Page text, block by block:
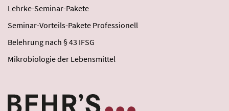
Lehrke-Seminar-Pakete
Seminar-Vorteils-Pakete Professionell
Belehrung nach § 43 IFSG
Mikrobiologie der Lebensmittel